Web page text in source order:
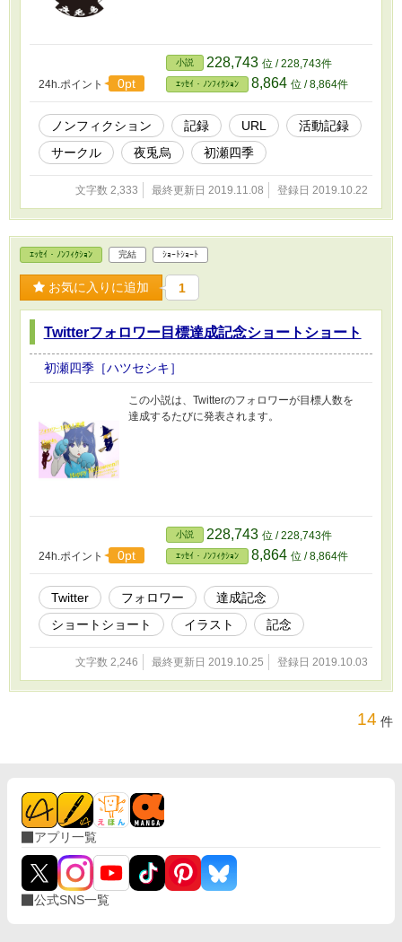
24h.ポイント 0pt
小説 228,743 位 / 228,743件
ｴｯｾｲ・ﾉﾝﾌｨｸｼｮﾝ 8,864 位 / 8,864件
ノンフィクション 記録 URL
活動記録
サークル
夜兎烏 初瀬四季
文字数 2,333 最終更新日 2019.11.08 登録日 2019.10.22
ｴｯｾｲ・ﾉﾝﾌｨｸｼｮﾝ 完結 ｼｮｰﾄｼｮｰﾄ
お気に入りに追加 1
Twitterフォロワー目標達成記念ショートショート
初瀬四季［ハツセシキ］
この小説は、Twitterのフォロワーが目標人数を
達成するたびに発表されます。
24h.ポイント 0pt
小説 228,743 位 / 228,743件
ｴｯｾｲ・ﾉﾝﾌｨｸｼｮﾝ 8,864 位 / 8,864件
Twitter フォロワー
達成記念
ショートショート
イラスト 記念
文字数 2,246 最終更新日 2019.10.25 登録日 2019.10.03
14 件
アプリ一覧
公式SNS一覧